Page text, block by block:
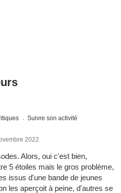
Suivre son activité
2022
Alors, oui c'est bien,
5 étoiles mais le gros problème,
issus d'une bande de jeunes
les aperçoit à peine, d'autres se